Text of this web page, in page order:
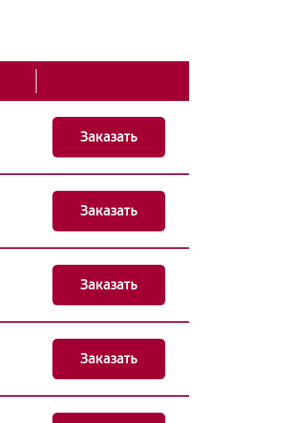
Заказать
Заказать
Заказать
Заказать